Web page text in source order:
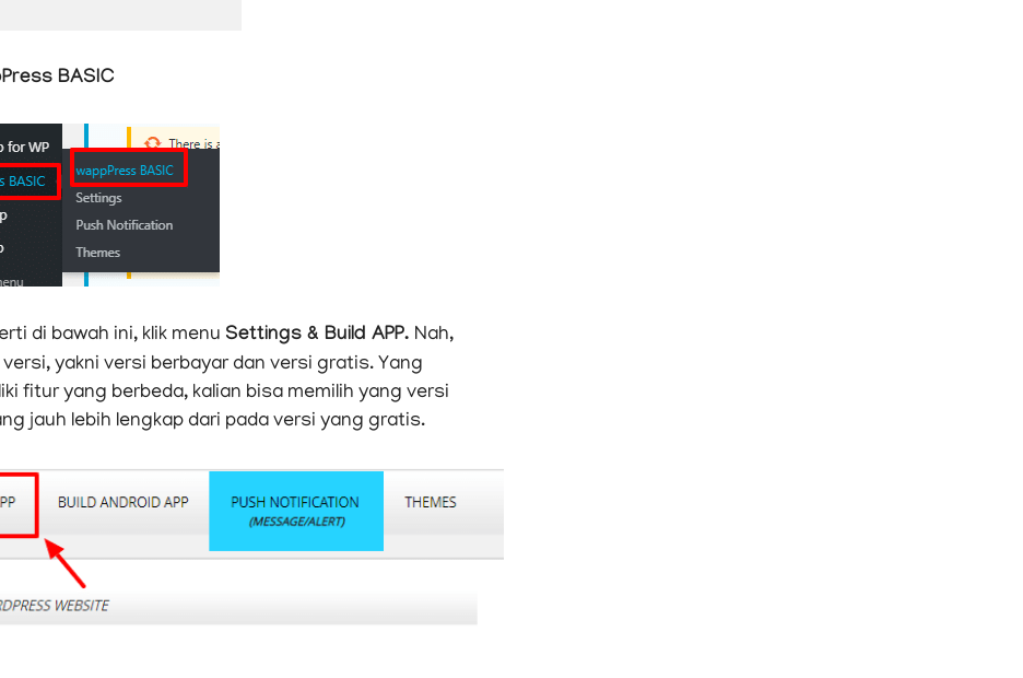
BASIC
di bawah ini, klik menu Settings & Build APP. Nah,
yakni versi berbayar dan versi gratis. Yang
fitur yang berbeda, kalian bisa memilih yang versi
jauh lebih lengkap dari pada versi yang gratis.